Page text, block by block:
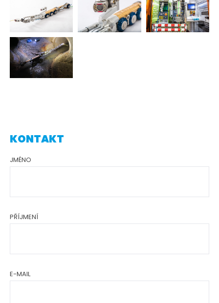
KONTAKT
JMÉNO
PŘÍJMENÍ
E-MAIL